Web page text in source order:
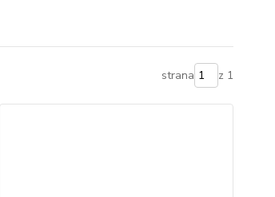
strana z 1